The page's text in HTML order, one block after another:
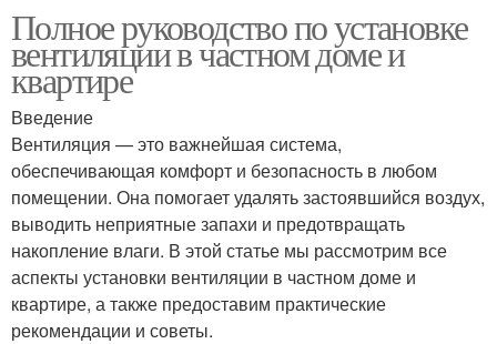
Полное руководство по установке
вентиляции в частном доме и
квартире
Введение
Вентиляция — это важнейшая система,
обеспечивающая комфорт и безопасность в любом
помещении. Она помогает удалять застоявшийся воздух,
выводить неприятные запахи и предотвращать
накопление влаги. В этой статье мы рассмотрим все
аспекты установки вентиляции в частном доме и
квартире, а также предоставим практические
рекомендации и советы.